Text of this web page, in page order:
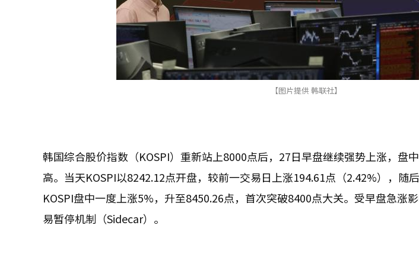
【图片提供 韩联社】
韩国综合股价指数（KOSPI）重新站上8000点后，27日早盘继续强势上涨，盘
高。当天KOSPI以8242.12点开盘，较前一交易日上涨194.61点（2.42%），随
KOSPI盘中一度上涨5%，升至8450.26点，首次突破8400点大关。受早盘急涨
易暂停机制（Sidecar）。